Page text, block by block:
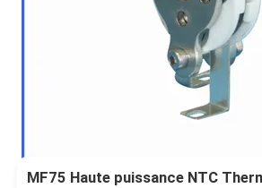
MF75 Haute puissance NTC